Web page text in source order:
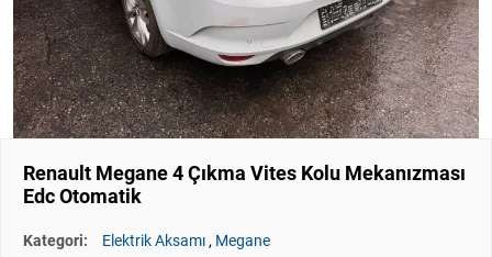
Renault Megane 4 Çıkma Vites Kolu Mekanızması
Edc Otomatik
Kategori: Elektrik Aksamı, Megane